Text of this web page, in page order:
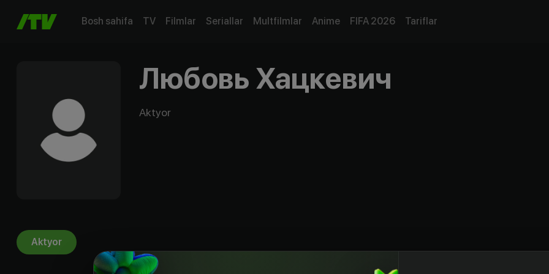
Bosh sahifa TV Filmlar Seriallar Multfilmlar Anime FIFA 2026 Tariflar
Любовь Хацкевич
Aktyor
Aktyor